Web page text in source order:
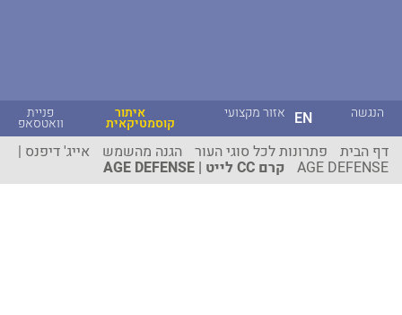
פניית
וואטסאפ
איתור
קוסמטיקאית
אזור מקצועי EN הנגשה
דף הבית פתרונות לכל סוגי העור הגנה מהשמש אייג' דיפנס |
AGE DEFENSE קרם CC לייט | AGE DEFENSE